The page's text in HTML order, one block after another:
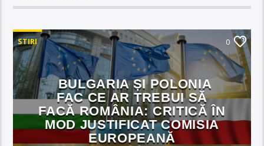
STIRI 0
BULGARIA ȘI POLONIA
FAC CE AR TREBUI SĂ
FACĂ ROMÂNIA: CRITICĂ ÎN
MOD JUSTIFICAT COMISIA
EUROPEANĂ